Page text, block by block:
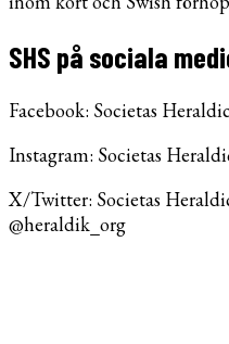
SHS på sociala
Facebook: Societas
Instagram: Societas
X/Twitter: Societas
@heraldik_org